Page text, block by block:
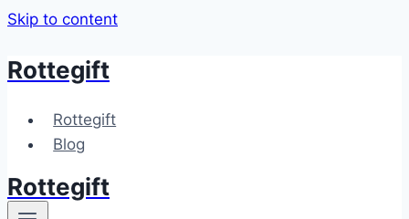
Skip to content
Rottegift
Rottegift
Blog
Rottegift